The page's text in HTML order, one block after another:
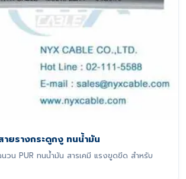
ยรางกระดูกงู ทนน้ำมัน
วน PUR ทนน้ำมัน สารเคมี แรงขูดขีด สำหรับ